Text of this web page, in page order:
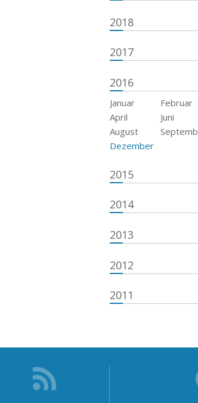
2018
2017
2016
Januar Februar
April
Juni
August
Dezember
2015
2014
2013
2012
2011